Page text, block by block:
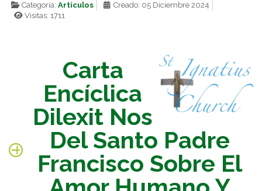
Categoría:Artículos
Creado: 05 Diciembre 2024
Visitas: 1711
Carta
Encíclica
Dilexit Nos
Del Santo Padre
Francisco Sobre El